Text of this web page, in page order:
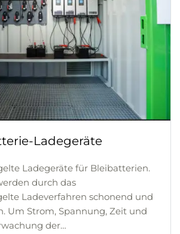
Ladegeräte
Ladegeräte für Bleibatterien.
durch das
Ladeverfahren schonend und
Um Strom, Spannung, Zeit und
der…